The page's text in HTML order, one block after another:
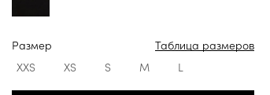
Размер
Таблица размеров
XXS
XS S M L